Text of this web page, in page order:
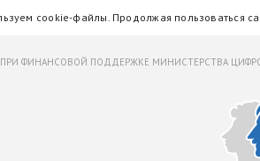
cookie-файлы. Продолжая пользоваться
ФИНАНСОВОЙ ПОДДЕРЖКЕ МИНИСТЕРСТВА